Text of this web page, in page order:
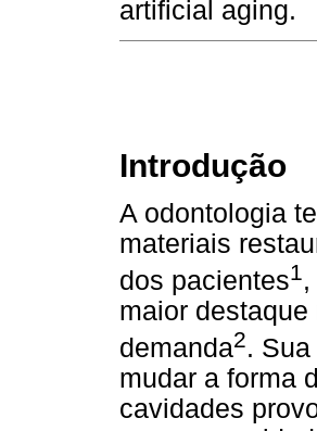
artificial aging.
Introdução
A odontologia
materiais
dos pacientes1
maior
demanda2.
mudar a forma
cavidades